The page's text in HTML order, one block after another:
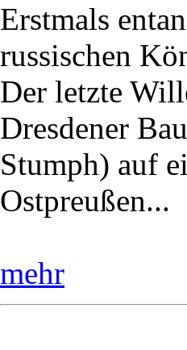
Erstmals
russischen
Der letzte
Dresdener
Stumph) auf
Ostpreußen...
mehr